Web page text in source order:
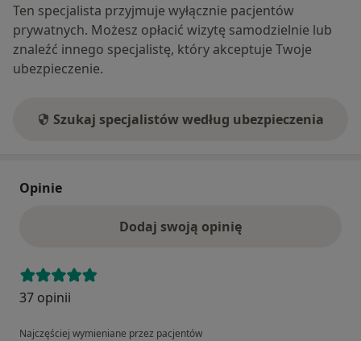
Ten specjalista przyjmuje wyłącznie pacjentów
prywatnych. Możesz opłacić wizytę samodzielnie lub
znaleźć innego specjalistę, który akceptuje Twoje
ubezpieczenie.
Szukaj specjalistów według ubezpieczenia
Opinie
Dodaj swoją opinię
37 opinii
Najczęściej wymieniane przez pacjentów